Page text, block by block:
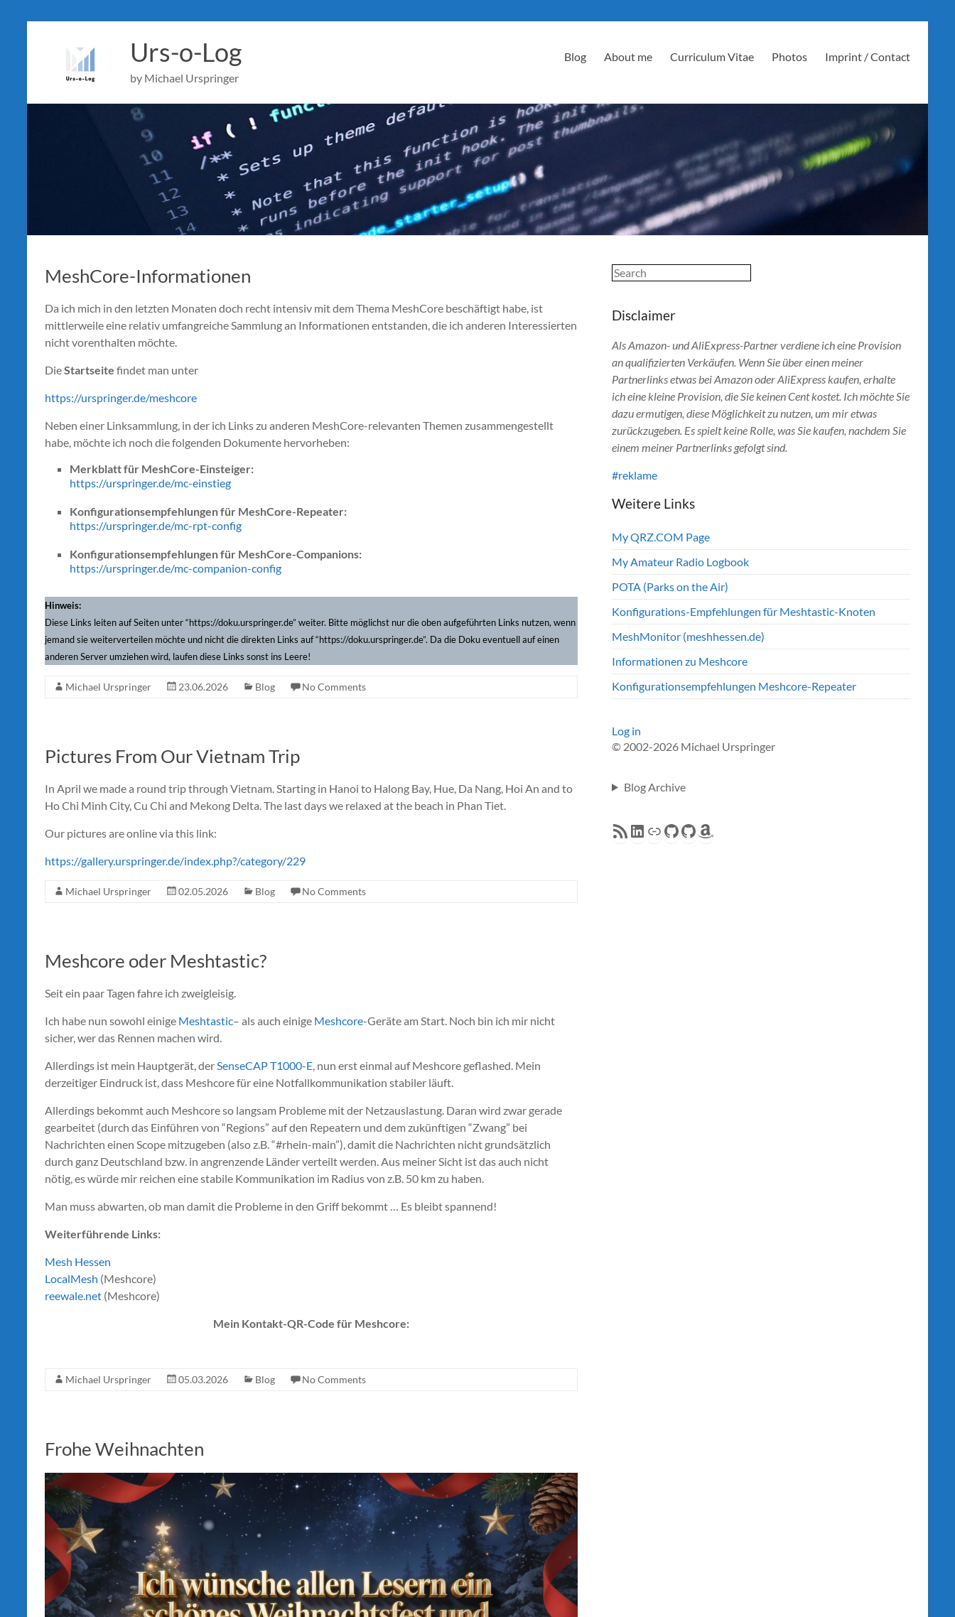
Urs-o-Log
by Michael Urspringer
Blog About me Curriculum Vitae Photos Imprint / Contact
MeshCore-Informationen
Da ich mich in den letzten Monaten doch recht intensiv mit dem Thema MeshCore beschäftigt habe, ist
mittlerweile eine relativ umfangreiche Sammlung an Informationen entstanden, die ich anderen Interessierten
nicht vorenthalten möchte.
DieStartseite findet man unter
https://urspringer.de/meshcore
Neben einer Linksammlung, in der ich Links zu anderen MeshCore-relevanten Themen zusammengestellt
habe, möchte ich noch die folgenden Dokumente hervorheben:
Merkblatt für MeshCore-Einsteiger:
https://urspringer.de/mc-einstieg
Konfigurationsempfehlungen für MeshCore-Repeater:
https://urspringer.de/mc-rpt-config
Konfigurationsempfehlungen für MeshCore-Companions:
https://urspringer.de/mc-companion-config
Hinweis:
Diese Links leiten auf Seiten unter “https://doku.urspringer.de” weiter. Bitte möglichst nur die oben aufgeführten Links nutzen, wenn
jemand sie weiterverteilen möchte und nicht die direkten Links auf “https://doku.urspringer.de”. Da die Doku eventuell auf einen
anderen Server umziehen wird, laufen diese Links sonst ins Leere!
Michael Urspringer 23.06.2026 Blog No Comments
Pictures From Our Vietnam Trip
In April we made a round trip through Vietnam. Starting in Hanoi to Halong Bay, Hue, Da Nang, Hoi An and to
Ho Chi Minh City, Cu Chi and Mekong Delta. The last days we relaxed at the beach in Phan Tiet.
Our pictures are online via this link:
https://gallery.urspringer.de/index.php?/category/229
Michael Urspringer 02.05.2026 Blog No Comments
Meshcore oder Meshtastic?
Seit ein paar Tagen fahre ich zweigleisig.
Ich habe nun sowohl einige Meshtastic– als auch einige Meshcore-Geräte am Start. Noch bin ich mir nicht
sicher, wer das Rennen machen wird.
Allerdings ist mein Hauptgerät, der SenseCAP T1000-E , nun erst einmal auf Meshcore geflashed. Mein
derzeitiger Eindruck ist, dass Meshcore für eine Notfallkommunikation stabiler läuft.
Allerdings bekommt auch Meshcore so langsam Probleme mit der Netzauslastung. Daran wird zwar gerade
gearbeitet (durch das Einführen von “Regions” auf den Repeatern und dem zukünftigen “Zwang” bei
Nachrichten einen Scope mitzugeben (also z.B. “#rhein-main”), damit die Nachrichten nicht grundsätzlich
durch ganz Deutschland bzw. in angrenzende Länder verteilt werden. Aus meiner Sicht ist das auch nicht
nötig, es würde mir reichen eine stabile Kommunikation im Radius von z.B. 50 km zu haben.
Man muss abwarten, ob man damit die Probleme in den Griff bekommt … Es bleibt spannend!
Weiterführende Links:
Mesh Hessen
LocalMesh (Meshcore)
reewale.net (Meshcore)
Mein Kontakt-QR-Code für Meshcore:
Michael Urspringer 05.03.2026 Blog No Comments
Frohe Weihnachten
Search
Disclaimer
Als Amazon- und AliExpress-Partner verdiene ich eine Provision
an qualifizierten Verkäufen. Wenn Sie über einen meiner
Partnerlinks etwas bei Amazon oder AliExpress kaufen, erhalte
ich eine kleine Provision, die Sie keinen Cent kostet. Ich möchte Sie
dazu ermutigen, diese Möglichkeit zu nutzen, um mir etwas
zurückzugeben. Es spielt keine Rolle, was Sie kaufen, nachdem Sie
einem meiner Partnerlinks gefolgt sind.
#reklame
Weitere Links
My QRZ.COM Page
My Amateur Radio Logbook
POTA (Parks on the Air)
Konfigurations-Empfehlungen für Meshtastic-Knoten
MeshMonitor (meshhessen.de)
Informationen zu Meshcore
Konfigurationsempfehlungen Meshcore-Repeater
Log in
© 2002-2026 Michael Urspringer
Blog Archive
RSS FeedLinkedIn
LinkGitHub
GitHub
Amazon